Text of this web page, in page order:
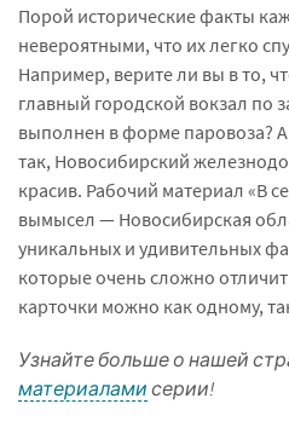
Порой исторические факты
невероятными, что их легко
Например, верите ли вы в то,
главный городской вокзал по
выполнен в форме паровоза? А
так, Новосибирский
красив. Рабочий материал «В
вымысел — Новосибирская
уникальных и удивительных
которые очень сложно
карточки можно как одному,
Узнайте больше о нашей
материалами серии!